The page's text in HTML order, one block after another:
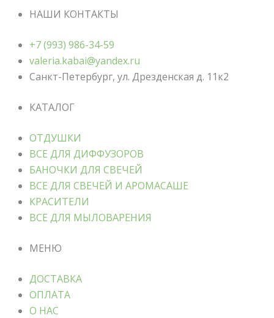
НАШИ КОНТАКТЫ
+7 (993) 986-34-59
valeria.kabai@yandex.ru
Санкт-Петербург, ул. Дрезденская д. 11к2
КАТАЛОГ
ОТДУШКИ
ВСЕ ДЛЯ ДИФФУЗОРОВ
БАНОЧКИ ДЛЯ СВЕЧЕЙ
ВСЕ ДЛЯ СВЕЧЕЙ И АРОМАСАШЕ
КРАСИТЕЛИ
ВСЕ ДЛЯ МЫЛОВАРЕНИЯ
МЕНЮ
ДОСТАВКА
ОПЛАТА
О НАС